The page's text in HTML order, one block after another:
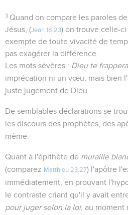
3 Quand on compare les paroles
Jésus, (Jean 18.23) on trouve celle-
exempte de toute vivacité de
pas exagérer la différence.
Les mots sévères : Dieu te frappera
imprécation ni un vœu, mais bien
juste jugement de Dieu.
De semblables déclarations se
les discours des prophètes, des
même.
Quant à l'épithète de muraille
(comparez Matthieu 23.27) l'apôtre
immédiatement, en prouvant
le contraste criant qu'il y avait
pour juger selon la loi, au moment